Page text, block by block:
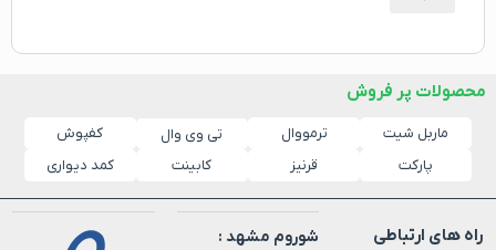
محصولات پر فروش
ماربل شیت ترمووال تی وی وال
کفپوش
پارکت
قرنیز کابینت کمد دیواری
راه های ارتباطی
شوروم مشهد :